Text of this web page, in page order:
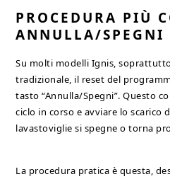
PROCEDURA PIÙ
ANNULLA/SPEGNI
Su molti modelli Ignis,
tradizionale, il reset del
tasto “Annulla/Spegni”. Questo
ciclo in corso e avviare lo scarico
lavastoviglie si spegne o torna
La procedura pratica è questa,